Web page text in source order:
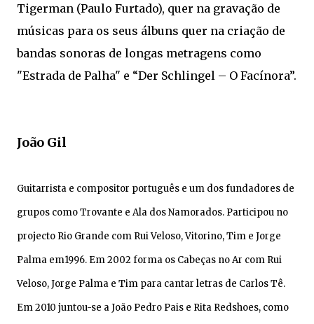
Tigerman (Paulo Furtado), quer na gravação de
músicas para os seus álbuns quer na criação de
bandas sonoras de longas metragens como
"Estrada de Palha" e “Der Schlingel – O Facínora”.
João Gil
Guitarrista e compositor português e um dos fundadores de
grupos como Trovante e Ala dos Namorados. Participou no
projecto Rio Grande com Rui Veloso, Vitorino, Tim e Jorge
Palma em1996. Em 2002 forma os Cabeças no Ar com Rui
Veloso, Jorge Palma e Tim para cantar letras de Carlos Tê.
Em 2010 juntou-se a João Pedro Pais e Rita Redshoes, como